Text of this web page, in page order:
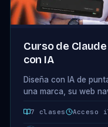
Curso de
con IA
Diseña con IA de
una marca, su web
de 6 clases con
7 clases Acceso